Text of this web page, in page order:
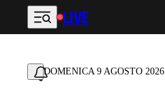
Vai al contenuto principale
LIVE
DOMENICA 9 AGOSTO 2026